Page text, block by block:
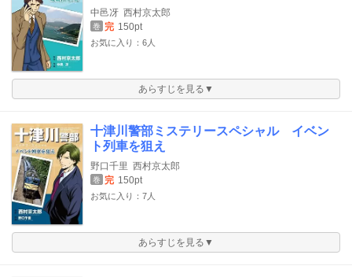
中邑冴 西村京太郎
巻 完 150pt
お気に入り：6人
あらすじを見る▼
十津川警部ミステリースペシャル イベン
ト列車を狙え
野口千里 西村京太郎
巻 完 150pt
お気に入り：7人
あらすじを見る▼